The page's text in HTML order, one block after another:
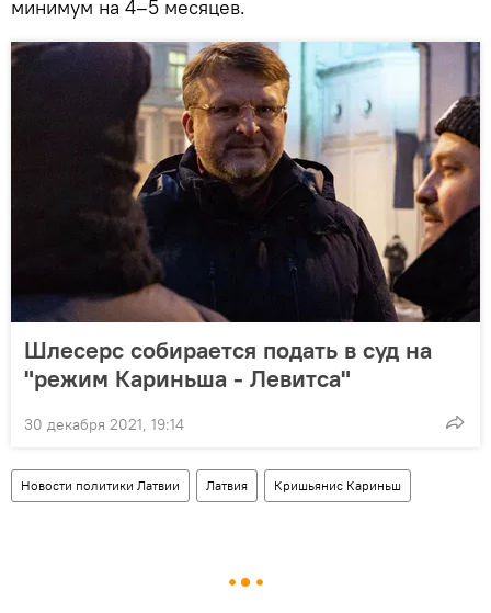
минимум на 4–5 месяцев.
Шлесерс собирается подать в суд на
"режим Кариньша - Левитса"
30 декабря 2021, 19:14
Новости политики Латвии Латвия Кришьянис Кариньш